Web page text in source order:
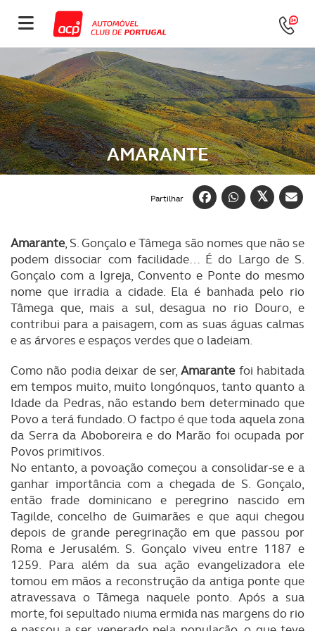
AMARANTE
Partilhar
Amarante, S. Gonçalo e Tâmega são nomes que não se
podem dissociar com facilidade… É do Largo de S.
Gonçalo com a Igreja, Convento e Ponte do mesmo
nome que irradia a cidade. Ela é banhada pelo rio
Tâmega que, mais a sul, desagua no rio Douro, e
contribui para a paisagem, com as suas águas calmas
e as árvores e espaços verdes que o ladeiam.
Como não podia deixar de ser,Amarantefoi habitada
em tempos muito, muito longónquos, tanto quanto a
Idade da Pedras, não estando bem determinado que
Povo a terá fundado. O factpo é que toda aquela zona
da Serra da Aboboreira e do Marão foi ocupada por
Povos primitivos.
No entanto, a povoação começou a consolidar-se e a
ganhar importância com a chegada de S. Gonçalo,
então frade dominicano e peregrino nascido em
Tagilde, concelho de Guimarães e que aqui chegou
depois de grande peregrinação em que passou por
Roma e Jerusalém. S. Gonçalo viveu entre 1187 e
1259. Para além da sua ação evangelizadora ele
tomou em mãos a reconstrução da antiga ponte que
atravessava o Tâmega naquele ponto. Após a sua
morte, foi sepultado niuma ermida nas margens do rio